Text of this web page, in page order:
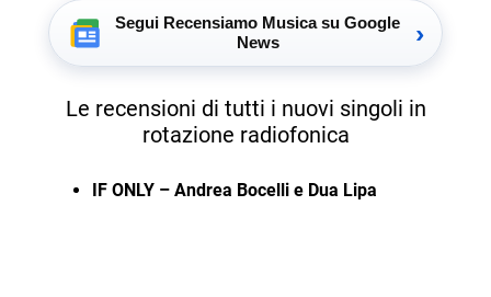
Segui Recensiamo Musica su Google
News
›
Le recensioni di tutti i nuovi singoli in
rotazione radiofonica
IF ONLY – Andrea Bocelli e Dua Lipa